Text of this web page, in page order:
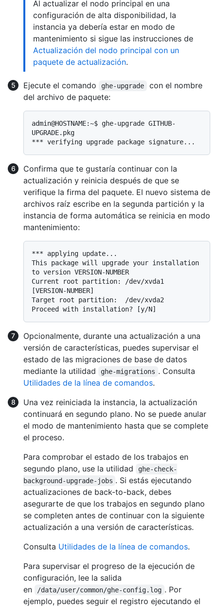
Al actualizar el nodo principal en una
configuración de alta disponibilidad, la
instancia ya debería estar en modo de
mantenimiento si sigue las instrucciones de
Actualización del nodo principal con un
paquete de actualización.
Ejecute el comando ghe-upgrade
con el nombre
del archivo de paquete:
admin@HOSTNAME:~$ ghe-upgrade GITHUB-
UPGRADE.pkg
Confirma que te gustaría continuar con la
actualización y reinicia después de que se
verifique la firma del paquete. El nuevo sistema de
archivos raíz escribe en la segunda partición y la
instancia de forma automática se reinicia en modo
mantenimiento:
*** applying update...
This package will upgrade your installation
to version VERSION-NUMBER
Current root partition: /dev/xvda1
[VERSION-NUMBER]
Target root partition:  /dev/xvda2
Opcionalmente, durante una actualización a una
versión de características, puedes supervisar el
estado de las migraciones de base de datos
mediante la utilidad
ghe-migrations . Consulta
Utilidades de la línea de comandos.
Una vez reiniciada la instancia, la actualización
continuará en segundo plano. No se puede anular
el modo de mantenimiento hasta que se complete
el proceso.
Para comprobar el estado de los trabajos en
segundo plano, use la utilidad
ghe-check-
background-upgrade-jobs . Si estás ejecutando
actualizaciones de back-to-back, debes
asegurarte de que los trabajos en segundo plano
se completen antes de continuar con la siguiente
actualización a una versión de características.
Consulta Utilidades de la línea de comandos.
Para supervisar el progreso de la ejecución de
configuración, lee la salida
en
/data/user/common/ghe-config.log . Por
ejemplo, puedes seguir el registro ejecutando el